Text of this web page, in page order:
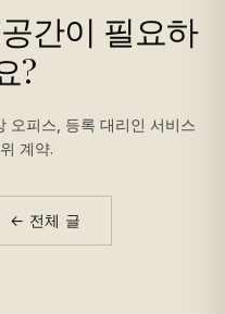
간이 필요하
?
오피스, 등록 대리인 서비스
계약.
← 전체 글